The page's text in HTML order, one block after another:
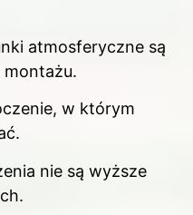
atmosferyczne są
montażu.
w którym
nie są wyższe